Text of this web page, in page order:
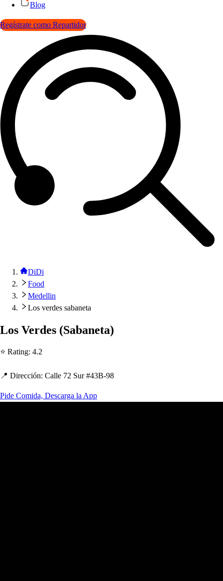
Blog
Regístrate como Repartidor
DiDi
Food
Medellin
Los verdes sabaneta
Los Verdes (Sabaneta)
⭐ Rating: 4.2
📍 Dirección: Calle 72 Sur #43B-98
Pide Comida, Descarga la App